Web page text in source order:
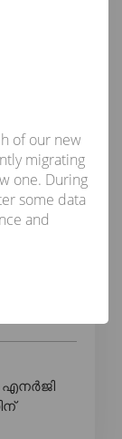
എൻഐടി
എനർജി
of our new
migrating
one. During
some data
and